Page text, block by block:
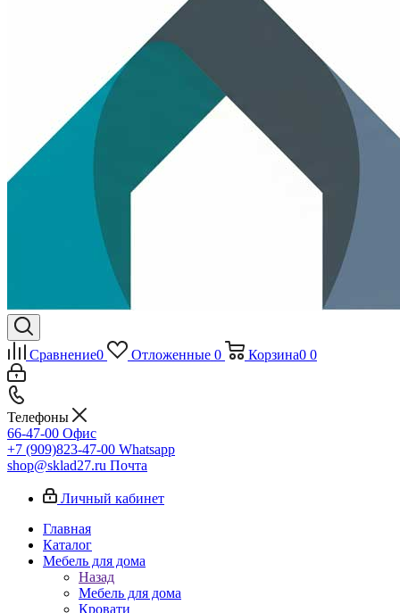
Сравнение0 Отложенные 0 Корзина0 0
Телефоны
66-47-00 Офис
+7 (909)823-47-00 Whatsapp
shop@sklad27.ru Почта
Личный кабинет
Главная
Каталог
Мебель для дома
Назад
Мебель для дома
Кровати